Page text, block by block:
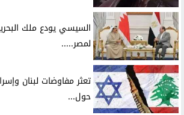
السيسي يودع ملك
لمصر.....
تعثر مفاوضات لبنان
حول...